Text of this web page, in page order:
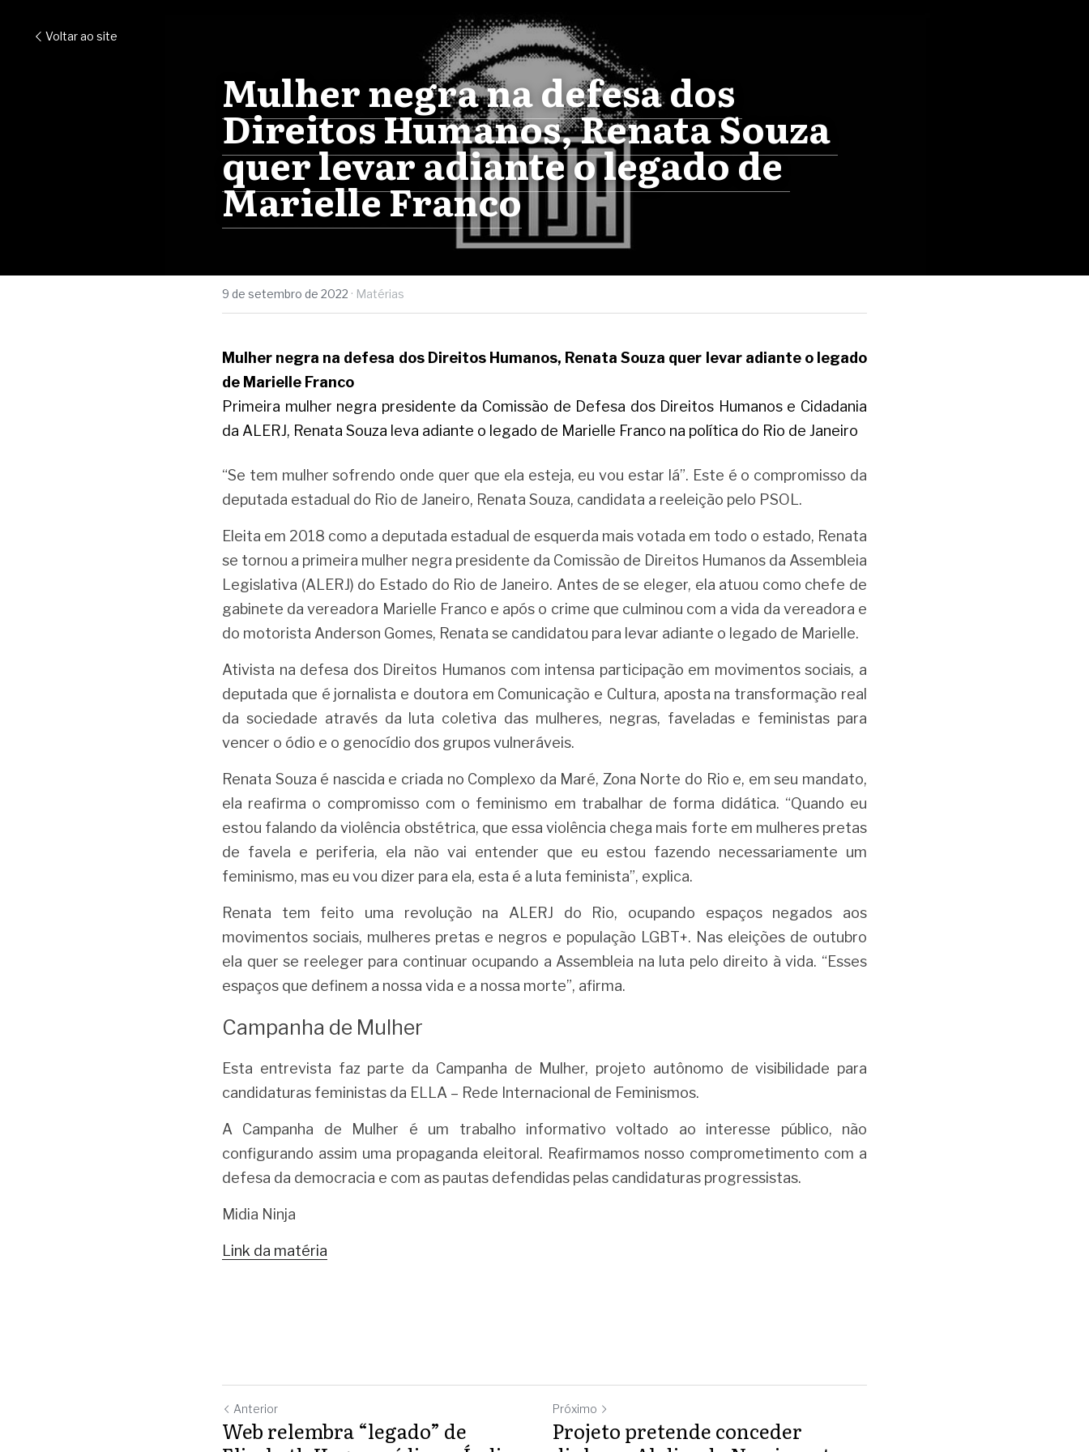
Voltar ao site
Mulher negra na defesa dos
Direitos Humanos, Renata Souza
quer levar adiante o legado de
Marielle Franco
9 de setembro de 2022 · Matérias
Mulher negra na defesa dos Direitos Humanos, Renata Souza quer levar adiante o legado
de Marielle Franco
Primeira mulher negra presidente da Comissão de Defesa dos Direitos Humanos e Cidadania
da ALERJ, Renata Souza leva adiante o legado de Marielle Franco na política do Rio de Janeiro
“Se tem mulher sofrendo onde quer que ela esteja, eu vou estar lá”. Este é o compromisso da
deputada estadual do Rio de Janeiro, Renata Souza, candidata a reeleição pelo PSOL.
Eleita em 2018 como a deputada estadual de esquerda mais votada em todo o estado, Renata
se tornou a primeira mulher negra presidente da Comissão de Direitos Humanos da Assembleia
Legislativa (ALERJ) do Estado do Rio de Janeiro. Antes de se eleger, ela atuou como chefe de
gabinete da vereadora Marielle Franco e após o crime que culminou com a vida da vereadora e
do motorista Anderson Gomes, Renata se candidatou para levar adiante o legado de Marielle.
Ativista na defesa dos Direitos Humanos com intensa participação em movimentos sociais, a
deputada que é jornalista e doutora em Comunicação e Cultura, aposta na transformação real
da sociedade através da luta coletiva das mulheres, negras, faveladas e feministas para
vencer o ódio e o genocídio dos grupos vulneráveis.
Renata Souza é nascida e criada no Complexo da Maré, Zona Norte do Rio e, em seu mandato,
ela reafirma o compromisso com o feminismo em trabalhar de forma didática. “Quando eu
estou falando da violência obstétrica, que essa violência chega mais forte em mulheres pretas
de favela e periferia, ela não vai entender que eu estou fazendo necessariamente um
feminismo, mas eu vou dizer para ela, esta é a luta feminista”, explica.
Renata tem feito uma revolução na ALERJ do Rio, ocupando espaços negados aos
movimentos sociais, mulheres pretas e negros e população LGBT+. Nas eleições de outubro
ela quer se reeleger para continuar ocupando a Assembleia na luta pelo direito à vida. “Esses
espaços que definem a nossa vida e a nossa morte”, afirma.
Campanha de Mulher
Esta entrevista faz parte da Campanha de Mulher, projeto autônomo de visibilidade para
candidaturas feministas da ELLA – Rede Internacional de Feminismos.
A Campanha de Mulher é um trabalho informativo voltado ao interesse público, não
configurando assim uma propaganda eleitoral. Reafirmamos nosso comprometimento com a
defesa da democracia e com as pautas defendidas pelas candidaturas progressistas.
Midia Ninja
Link da matéria
Anterior
Web relembra “legado” de
Próximo
Projeto pretende conceder